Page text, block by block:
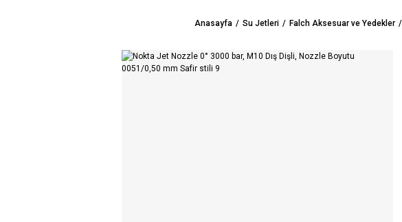
Anasayfa Su Jetleri Falch Aksesuar ve Yedekler